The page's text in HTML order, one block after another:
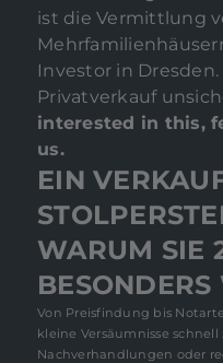
ist die Vermittlung
Investor in
Privatverkauf
interested in this,
us.
EIN
WARUM SIE
Von Preisfindung bis
kleine Versäumnisse
Nachverhandlungen oder